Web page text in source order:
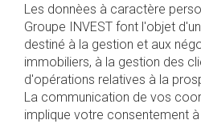
Les donnèes à caractère
Groupe INVEST font l'objet
destiné à la gestion et aux
immobiliers, à la gestion des
d'opérations relatives à la
La communication de vos
implique votre consentement